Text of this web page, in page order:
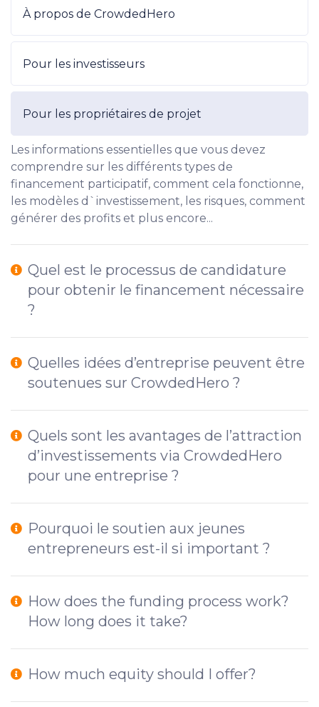
À propos de CrowdedHero
Pour les investisseurs
Pour les propriétaires de projet
Les informations essentielles que vous devez
comprendre sur les différents types de
financement participatif, comment cela fonctionne,
les modèles d`investissement, les risques, comment
générer des profits et plus encore...
Quel est le processus de candidature
pour obtenir le financement nécessaire
?
Quelles idées d’entreprise peuvent être
soutenues sur CrowdedHero ?
Quels sont les avantages de l’attraction
d’investissements via CrowdedHero
pour une entreprise ?
Pourquoi le soutien aux jeunes
entrepreneurs est-il si important ?
How does the funding process work?
How long does it take?
How much equity should I offer?